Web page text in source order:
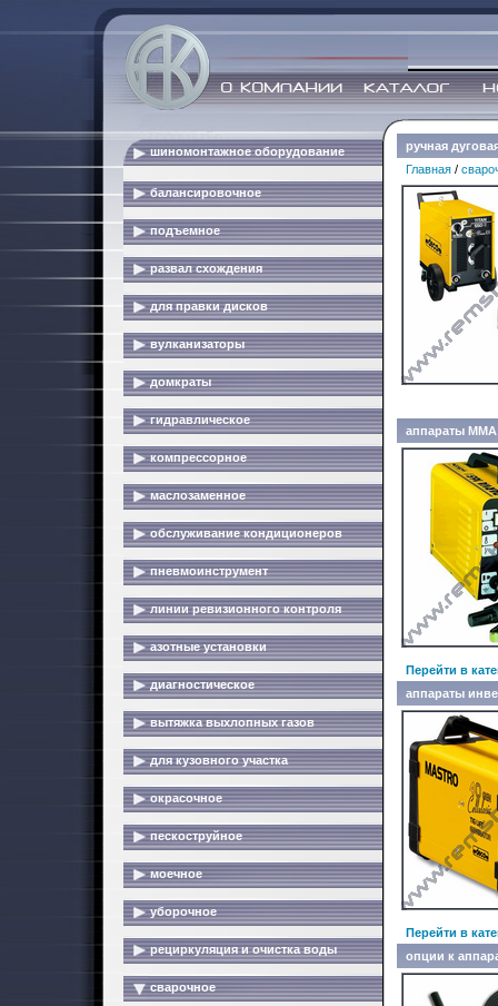
шиномонтажное оборудование
балансировочное
подъемное
развал схождения
для правки дисков
вулканизаторы
домкраты
гидравлическое
компрессорное
маслозаменное
обслуживание кондиционеров
пневмоинструмент
линии ревизионного контроля
азотные установки
диагностическое
вытяжка выхлопных газов
для кузовного участка
окрасочное
пескоструйное
моечное
уборочное
рециркуляция и очистка воды
сварочное
ручная
Главная /
аппараты MMA
Перейти в
аппараты
Перейти в
опции к